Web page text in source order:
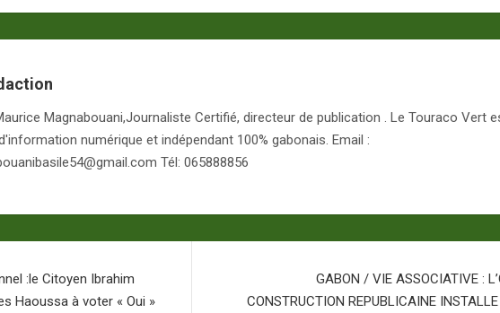
Magnabouani,Journaliste Certifié, directeur de publication . Le Touraco Vert
numérique et indépendant 100% gabonais. Email :
Tél: 065888856
:le Citoyen Ibrahim
Haoussa à voter « Oui »
GABON / VIE ASSOCIATIVE :
CONSTRUCTION REPUBLICAINE INSTALLE